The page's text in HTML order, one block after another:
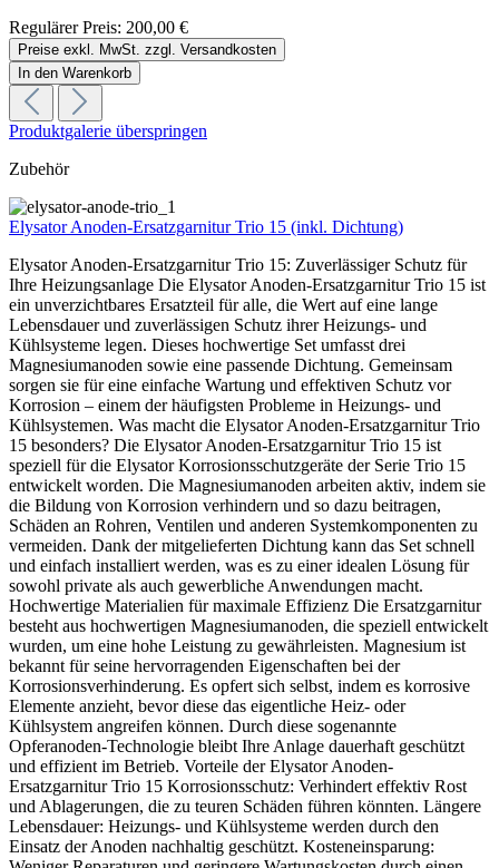
Regulärer Preis: 200,00 €
Preise exkl. MwSt. zzgl. Versandkosten
In den Warenkorb
Produktgalerie überspringen
Zubehör
Elysator Anoden-Ersatzgarnitur Trio 15 (inkl. Dichtung)
Elysator Anoden-Ersatzgarnitur Trio 15: Zuverlässiger Schutz für
Ihre Heizungsanlage Die Elysator Anoden-Ersatzgarnitur Trio 15 ist
ein unverzichtbares Ersatzteil für alle, die Wert auf eine lange
Lebensdauer und zuverlässigen Schutz ihrer Heizungs- und
Kühlsysteme legen. Dieses hochwertige Set umfasst drei
Magnesiumanoden sowie eine passende Dichtung. Gemeinsam
sorgen sie für eine einfache Wartung und effektiven Schutz vor
Korrosion – einem der häufigsten Probleme in Heizungs- und
Kühlsystemen. Was macht die Elysator Anoden-Ersatzgarnitur Trio
15 besonders? Die Elysator Anoden-Ersatzgarnitur Trio 15 ist
speziell für die Elysator Korrosionsschutzgeräte der Serie Trio 15
entwickelt worden. Die Magnesiumanoden arbeiten aktiv, indem sie
die Bildung von Korrosion verhindern und so dazu beitragen,
Schäden an Rohren, Ventilen und anderen Systemkomponenten zu
vermeiden. Dank der mitgelieferten Dichtung kann das Set schnell
und einfach installiert werden, was es zu einer idealen Lösung für
sowohl private als auch gewerbliche Anwendungen macht.
Hochwertige Materialien für maximale Effizienz Die Ersatzgarnitur
besteht aus hochwertigen Magnesiumanoden, die speziell entwickelt
wurden, um eine hohe Leistung zu gewährleisten. Magnesium ist
bekannt für seine hervorragenden Eigenschaften bei der
Korrosionsverhinderung. Es opfert sich selbst, indem es korrosive
Elemente anzieht, bevor diese das eigentliche Heiz- oder
Kühlsystem angreifen können. Durch diese sogenannte
Opferanoden-Technologie bleibt Ihre Anlage dauerhaft geschützt
und effizient im Betrieb. Vorteile der Elysator Anoden-
Ersatzgarnitur Trio 15 Korrosionsschutz: Verhindert effektiv Rost
und Ablagerungen, die zu teuren Schäden führen könnten. Längere
Lebensdauer: Heizungs- und Kühlsysteme werden durch den
Einsatz der Anoden nachhaltig geschützt. Kosteneinsparung: